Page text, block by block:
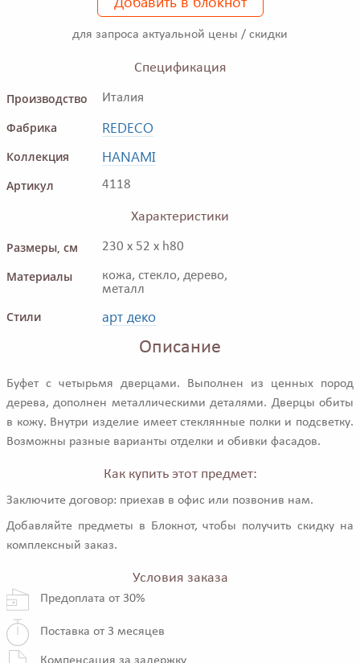
для запроса актуальной цены / скидки
Спецификация
Производство
Италия
Фабрика REDECO
Коллекция HANAMI
Артикул 4118
Характеристики
Размеры, см
230 x 52 x h80
Материалы
кожа, стекло, дерево,
металл
Стили арт деко
Описание
Буфет с четырьмя дверцами. Выполнен из ценных пород
дерева, дополнен металлическими деталями. Дверцы обиты
в кожу. Внутри изделие имеет стеклянные полки и подсветку.
Возможны разные варианты отделки и обивки фасадов.
Как купить этот предмет:
Заключите договор: приехав в офис или позвонив нам.
Добавляйте предметы в Блокнот, чтобы получить скидку на
комплексный заказ.
Условия заказа
Предоплата от 30%
Поставка от 3 месяцев